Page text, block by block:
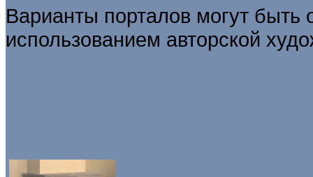
Варианты порталов могут
использованием авторской